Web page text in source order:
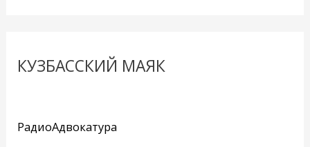
КУЗБАССКИЙ МАЯК
РадиоАдвокатура